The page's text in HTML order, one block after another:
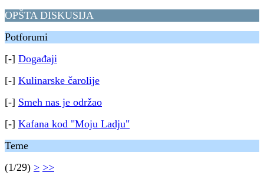
OPŠTA DISKUSIJA
Potforumi
[-] Događaji
[-] Kulinarske čarolije
[-] Smeh nas je održao
[-] Kafana kod "Moju Ladju"
Teme
(1/29) > >>